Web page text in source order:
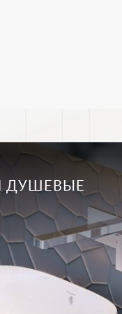
ДУШЕВЫЕ